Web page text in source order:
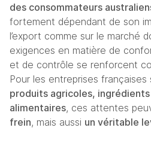
des consommateurs
fortement dépendant de son
l’export comme sur le marché
exigences en matière de
et de contrôle se renforcent
produits agricoles,
alimentaires, ces attentes
frein, mais aussi un véritable